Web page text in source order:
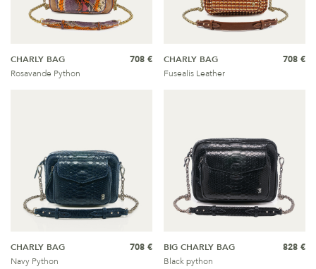
CHARLY BAG
Rosavande Python
708 €
CHARLY BAG
Fusealis Leather
708 €
CHARLY BAG
Navy Python
708 €
BIG CHARLY BAG
Black python
828 €